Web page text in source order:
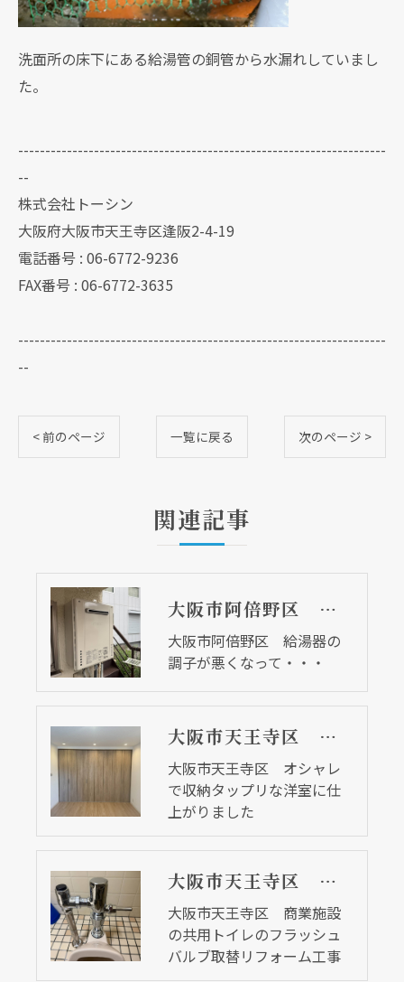
洗面所の床下にある給湯管の銅管から水漏れしていまし
た。
--------------------------------------------------------------------
--
株式会社トーシン
大阪府大阪市天王寺区逢阪2-4-19
電話番号 : 06-6772-9236
FAX番号 : 06-6772-3635
--------------------------------------------------------------------
--
< 前のページ 一覧に戻る 次のページ >
関連記事
大阪市阿倍野区 給湯器の調子が悪くなって・・・
大阪市阿倍野区 給湯器の
調子が悪くなって・・・
大阪市天王寺区 オシャレで収納タップリな洋室に仕上がりました
大阪市天王寺区 オシャレ
で収納タップリな洋室に仕
上がりました
大阪市天王寺区 商業施設の共用トイレのフラッシュバルブ取替リフォーム工事
大阪市天王寺区 商業施設
の共用トイレのフラッシュ
バルブ取替リフォーム工事